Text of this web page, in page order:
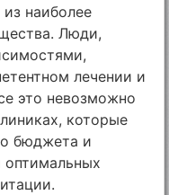
наиболее
Люди,
лечении и
это невозможно
которые
бюджета и
оптимальных